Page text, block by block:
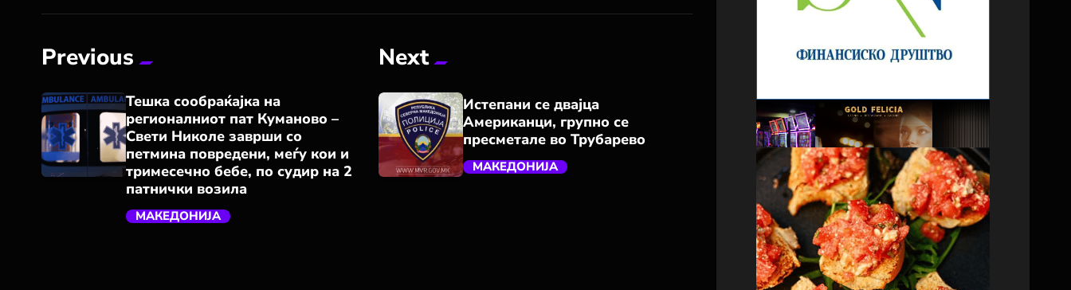
Previous
Тешка сообраќајка на
регионалниот пат Куманово –
Свети Николе заврши со
петмина повредени, меѓу кои и
тримесечно бебе, по судир на 2
патнички возила
МАКЕДОНИЈА
Next
Истепани се двајца
Американци, групно се
пресметале во Трубарево
МАКЕДОНИЈА